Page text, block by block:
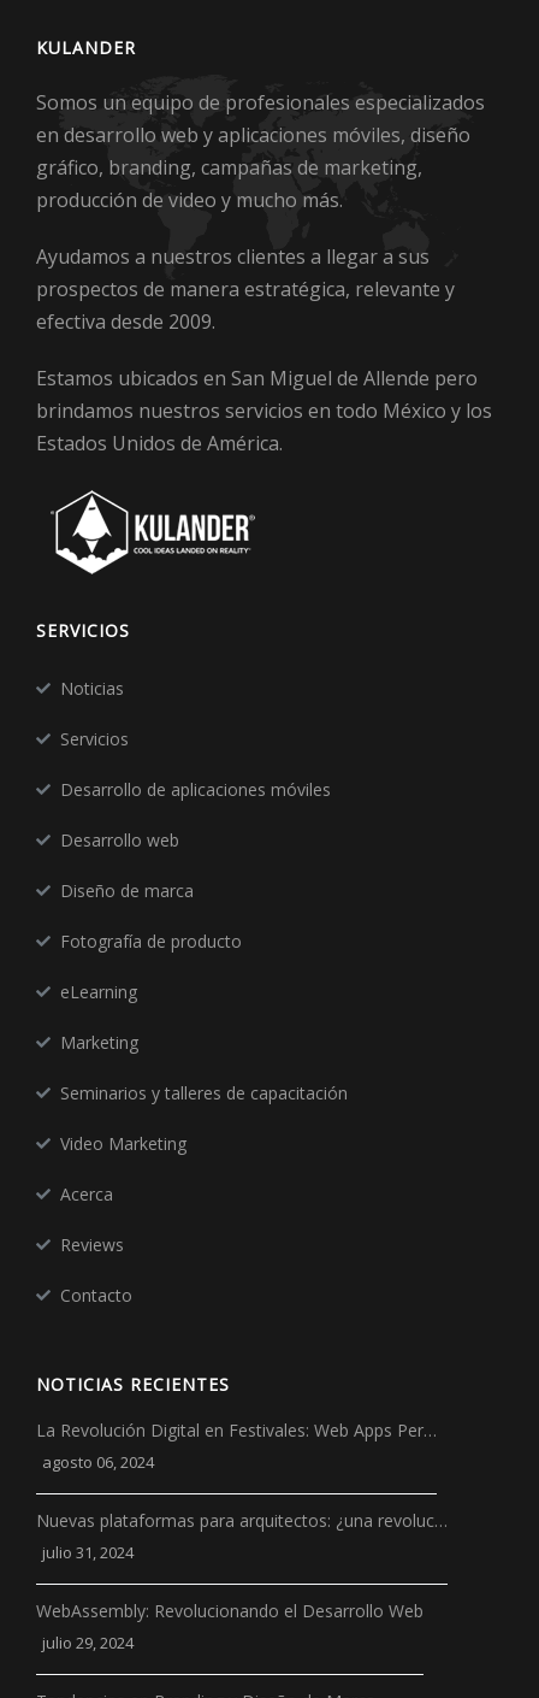
KULANDER
Somos un equipo de profesionales especializados
en desarrollo web y aplicaciones móviles, diseño
gráfico, branding, campañas de marketing,
producción de video y mucho más.
Ayudamos a nuestros clientes a llegar a sus
prospectos de manera estratégica, relevante y
efectiva desde 2009.
Estamos ubicados en San Miguel de Allende pero
brindamos nuestros servicios en todo México y los
Estados Unidos de América.
SERVICIOS
Noticias
Servicios
Desarrollo de aplicaciones móviles
Desarrollo web
Diseño de marca
Fotografía de producto
eLearning
Marketing
Seminarios y talleres de capacitación
Video Marketing
Acerca
Reviews
Contacto
NOTICIAS RECIENTES
La Revolución Digital en Festivales: Web Apps Per…
agosto 06, 2024
Nuevas plataformas para arquitectos: ¿una revoluc…
julio 31, 2024
WebAssembly: Revolucionando el Desarrollo Web
julio 29, 2024